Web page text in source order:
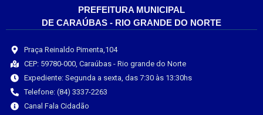
PREFEITURA MUNICIPAL
DE CARAÚBAS - RIO GRANDE DO NORTE
Praça Reinaldo Pimenta,104
CEP: 59780-000, Caraúbas - Rio grande do Norte
Expediente: Segunda a sexta, das 7:30 às 13:30hs
Telefone: (84) 3337-2263
Canal Fala Cidadão